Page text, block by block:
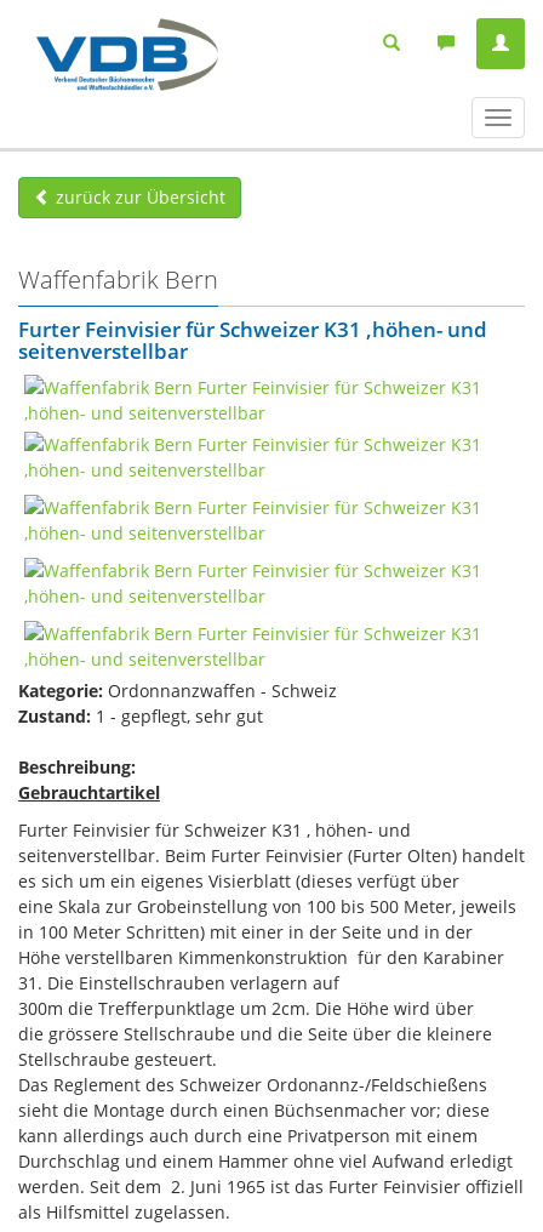
ein-/
zurück zur Übersicht
Waffenfabrik Bern
Furter Feinvisier für Schweizer K31 ,höhen- und
seitenverstellbar
Kategorie: Ordonnanzwaffen - Schweiz
Zustand: 1 - gepflegt, sehr gut
Beschreibung:
Gebrauchtartikel
Furter Feinvisier für Schweizer K31 , höhen- und
seitenverstellbar. Beim Furter Feinvisier (Furter Olten) handelt
es sich um ein eigenes Visierblatt (dieses verfügt über
eine Skala zur Grobeinstellung von 100 bis 500 Meter, jeweils
in 100 Meter Schritten) mit einer in der Seite und in der
Höhe verstellbaren Kimmenkonstruktion für den Karabiner
31. Die Einstellschrauben verlagern auf
300m die Trefferpunktlage um 2cm. Die Höhe wird über
die grössere Stellschraube und die Seite über die kleinere
Stellschraube gesteuert.
Das Reglement des Schweizer Ordonannz-/Feldschießens
sieht die Montage durch einen Büchsenmacher vor; diese
kann allerdings auch durch eine Privatperson mit einem
Durchschlag und einem Hammer ohne viel Aufwand erledigt
werden. Seit dem 2. Juni 1965 ist das Furter Feinvisier offiziell
als Hilfsmittel zugelassen.